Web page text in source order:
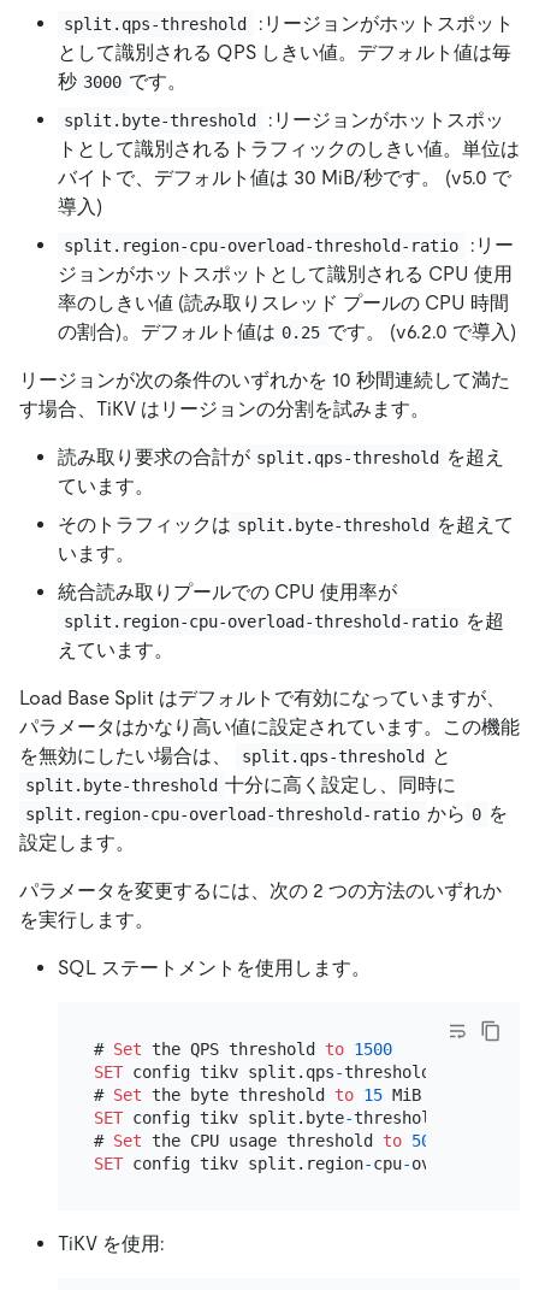
split.qps-threshold
:リージョンがホットスポット
として識別される QPS しきい値。デフォルト値は毎
秒 3000 です。
split.byte-threshold
:リージョンがホットスポッ
トとして識別されるトラフィックのしきい値。単位は
バイトで、デフォルト値は 30 MiB/秒です。 (v5.0 で
導入)
split.region-cpu-overload-threshold-ratio
:リー
ジョンがホットスポットとして識別される CPU 使用
率のしきい値 (読み取りスレッド プールの CPU 時間
の割合)。デフォルト値は 0.25 です。 (v6.2.0 で導入)
リージョンが次の条件のいずれかを 10 秒間連続して満た
す場合、TiKV はリージョンの分割を試みます。
読み取り要求の合計が split.qps-threshold
を超え
ています。
そのトラフィックは split.byte-threshold
を超えて
います。
統合読み取りプールでの CPU 使用率が
split.region-cpu-overload-threshold-ratio を超
えています。
Load Base Split はデフォルトで有効になっていますが、
パラメータはかなり高い値に設定されています。この機能
を無効にしたい場合は、
split.qps-threshold と
split.byte-threshold 十分に高く設定し、同時に
split.region-cpu-overload-threshold-ratio から 0 を
設定します。
パラメータを変更するには、次の 2 つの方法のいずれか
を実行します。
SQL ステートメントを使用します。
# Set the QPS threshold to 1500
SET config tikv split.qps-threshold
# Set the byte threshold to 15 MiB (
SET config tikv split.byte-threshold
# Set the CPU usage threshold to 50
SET config tikv split.region-cpu-overload
TiKV を使用: